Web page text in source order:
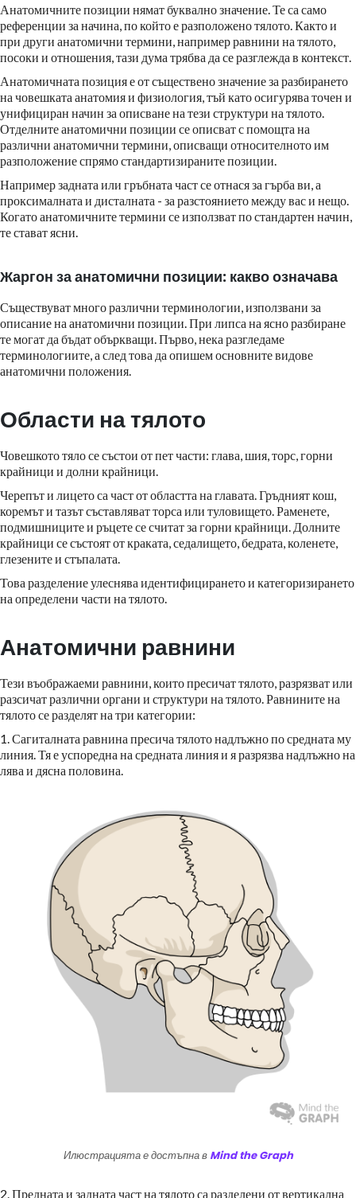
Анатомичните позиции нямат буквално значение. Те са само
референции за начина, по който е разположено тялото. Както и
при други анатомични термини, например равнини на тялото,
посоки и отношения, тази дума трябва да се разглежда в контекст.
Анатомичната позиция е от съществено значение за разбирането
на човешката анатомия и физиология, тъй като осигурява точен и
унифициран начин за описване на тези структури на тялото.
Отделните анатомични позиции се описват с помощта на
различни анатомични термини, описващи относителното им
разположение спрямо стандартизираните позиции.
Например задната или гръбната част се отнася за гърба ви, а
проксималната и дисталната - за разстоянието между вас и нещо.
Когато анатомичните термини се използват по стандартен начин,
те стават ясни.
Жаргон за анатомични позиции: какво означава
Съществуват много различни терминологии, използвани за
описание на анатомични позиции. При липса на ясно разбиране
те могат да бъдат объркващи. Първо, нека разгледаме
терминологиите, а след това да опишем основните видове
анатомични положения.
Области на тялото
Човешкото тяло се състои от пет части: глава, шия, торс, горни
крайници и долни крайници.
Черепът и лицето са част от областта на главата. Гръдният кош,
коремът и тазът съставляват торса или туловището. Раменете,
подмишниците и ръцете се считат за горни крайници. Долните
крайници се състоят от краката, седалището, бедрата, коленете,
глезените и стъпалата.
Това разделение улеснява идентифицирането и категоризирането
на определени части на тялото.
Анатомични равнини
Тези въображаеми равнини, които пресичат тялото, разрязват или
разсичат различни органи и структури на тялото. Равнините на
тялото се разделят на три категории:
1. Сагиталната равнина пресича тялото надлъжно по средната му
линия. Тя е успоредна на средната линия и я разрязва надлъжно на
лява и дясна половина.
Илюстрацията е достъпна в Mind the Graph
2. Предната и задната част на тялото са разделени от вертикална